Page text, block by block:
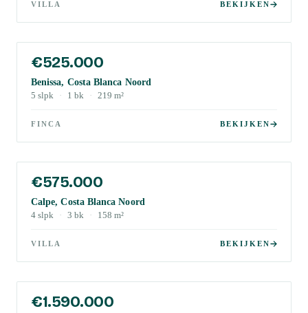
VILLA BEKIJKEN
€525.000
Benissa, Costa Blanca Noord
5 slpk · 1 bk · 219 m²
FINCA BEKIJKEN
€575.000
Calpe, Costa Blanca Noord
4 slpk · 3 bk · 158 m²
VILLA BEKIJKEN
€1.590.000